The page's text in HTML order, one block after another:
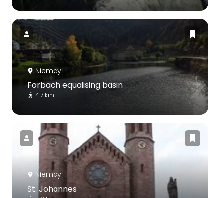
Niemcy
Forbach equalising basin
4.7 km
Niemcy
St. Johannes